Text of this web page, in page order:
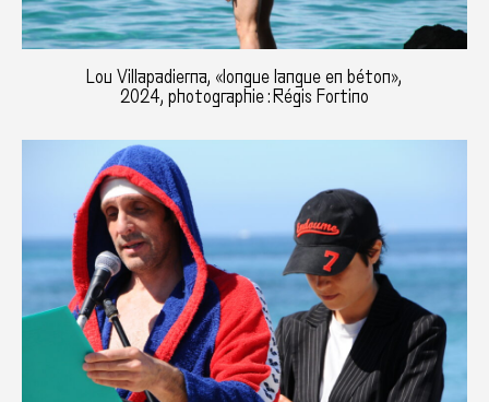
Lou Villapadierna, «longue langue en béton»,
2024, photographie : Régis Fortino